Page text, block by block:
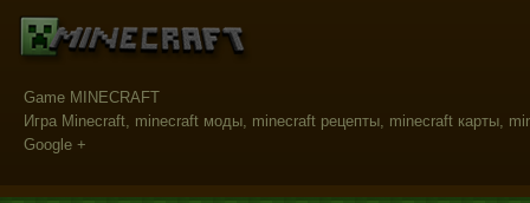
Game MINECRAFT
Игра Minecraft, minecraft моды, minecraft рецепты, minecraft карты,
Google +